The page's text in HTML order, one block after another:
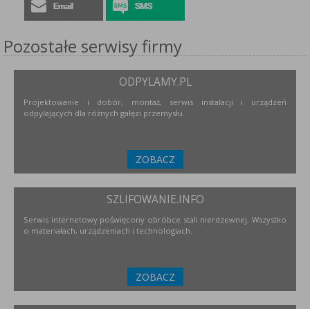
Pozostałe serwisy firmy
ODPYLAMY.PL
Projektowanie i dobór, montaż, serwis instalacji i urządzeń
odpylających dla różnych gałęzi przemysłu.
ZOBACZ
SZLIFOWANIE.INFO
Serwis internetowy poświęcony obróbce stali nierdzewnej. Wszystko
o materiałach, urządzeniach i technologiach.
ZOBACZ